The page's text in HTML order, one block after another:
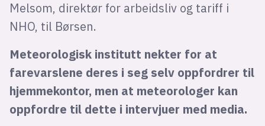
Melsom, direktør for arbeidsliv og tariff i
NHO, til Børsen.
Meteorologisk institutt nekter for at
farevarslene deres i seg selv oppfordrer til
hjemmekontor, men at meteorologer kan
oppfordre til dette i intervjuer med media.